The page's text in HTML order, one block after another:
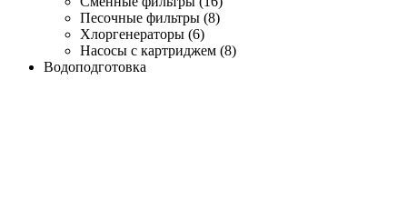
Песочные фильтры (8)
Хлоргенераторы (6)
Насосы с картриджем (8)
Водоподготовка